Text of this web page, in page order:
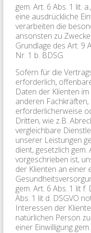
gem. Art. 6 Abs. 1 lit.
eine ausdrückliche
verarbeiten die
ansonsten zu
Grundlage des Art. 9
Nr. 1 b. BDSG.
Sofern für die
erforderlich,
Daten der Klienten
anderen
erforderlicherweise
Dritten, wie z.B.
vergleichbare
unserer Leistungen
dient, gesetzlich gem.
vorgeschrieben ist,
der Klienten an einer
gem. Art. 6 Abs. 1 lit
Abs. 1 lit d. DSGVO
Interessen der
natürlichen Person
einer Einwilligung